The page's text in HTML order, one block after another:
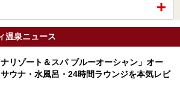
温泉ニュース
ナリゾート＆スパ ブルーオーシャン」オー
ウナ・水風呂・24時間ラウンジを本気レビ